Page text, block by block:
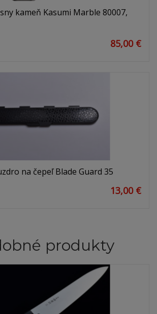
kameň Kasumi Marble 80007,
85,00 €
na čepeľ Blade Guard 35
13,00 €
produkty